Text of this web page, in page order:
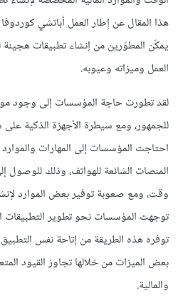
يمكّن المطوّرين من إنشاء تطبيقات هجينة
العمل وميزاته وعيوبه.
لقد تطورت حاجة المؤسسات إلى وجود
للجمهور، ومع سيطرة الأجهزة الذكية
احتاجت المؤسسات إلى المهارات والموارد
المنصات الشائعة للهواتف، وذلك للوصول
وقت، ومع صعوبة توفير بعض الموارد
توجهت المؤسسات نحو تطوير التطبيقات
توفره هذه الطريقة من إتاحة نفس
بعض الميزات من خلالها تجاوز القيود
والمالية.